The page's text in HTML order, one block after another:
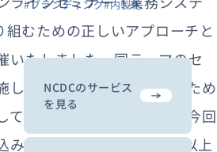
むための正しいアプローチと
いたしました。同テーマのセ
しており大変好評であったため
ての実施となりましたが、今回
みいただき、当日は100名以上
#ブランディング#内製化
NCDCのサービス
を見る